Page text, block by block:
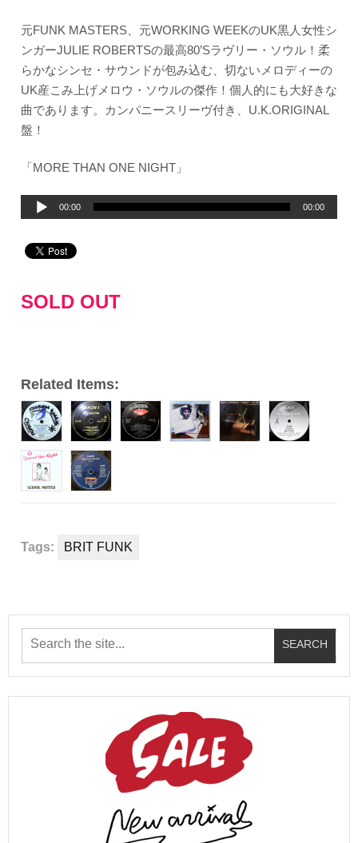
元FUNK MASTERS、元WORKING WEEKのUK黒人女性シ
ンガーJULIE ROBERTSの最高80’Sラヴリー・ソウル！柔
らかなシンセ・サウンドが包み込む、切ないメロディーの
UK産こみ上げメロウ・ソウルの傑作！個人的にも大好きな
曲であります。カンパニースリーヴ付き、U.K.ORIGINAL
盤！
「MORE THAN ONE NIGHT」
プ
ヤ
00:00 00:00
SOLD OUT
Related Items:
Tags: BRIT FUNK